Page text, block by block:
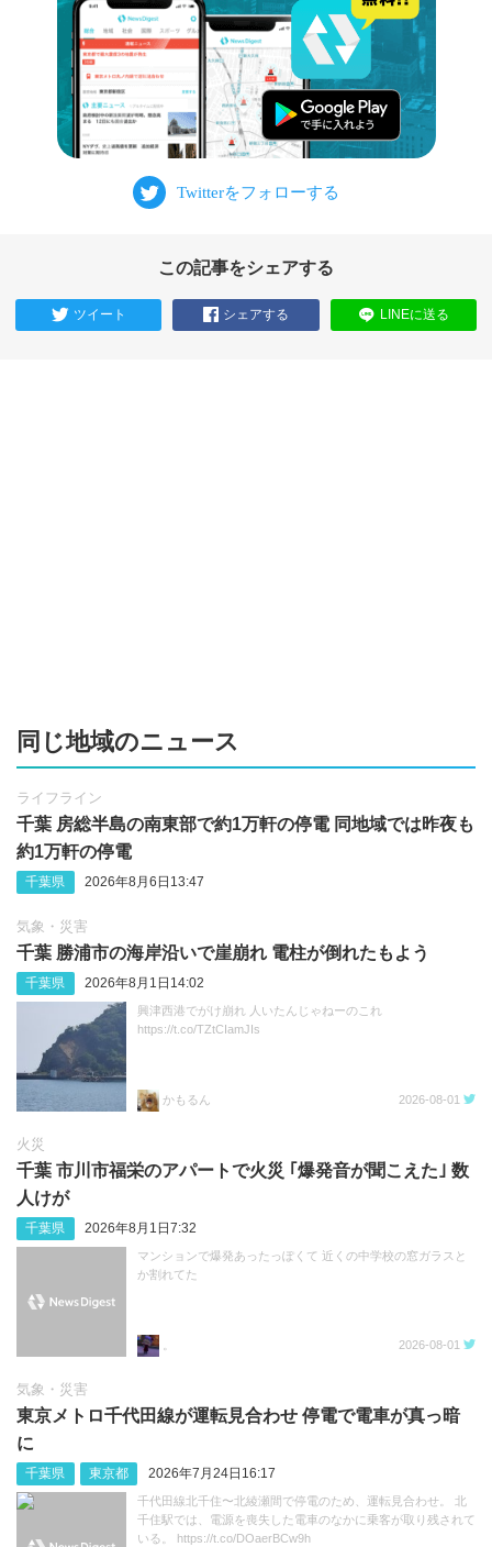
この記事をシェアする
ツイート シェアする LINEに送る
同じ地域のニュース
ライフライン
千葉 房総半島の南東部で約1万軒の停電 同地域では昨夜も
約1万軒の停電
千葉県 2026年8月6日13:47
気象・災害
千葉 勝浦市の海岸沿いで崖崩れ 電柱が倒れたもよう
千葉県 2026年8月1日14:02
興津西港でがけ崩れ 人いたんじゃねーのこれ
https://t.co/TZtCIamJIs
かもるん 2026-08-01
火災
千葉 市川市福栄のアパートで火災 ｢爆発音が聞こえた｣ 数
人けが
千葉県 2026年8月1日7:32
マンションで爆発あったっぽくて 近くの中学校の窓ガラスと
か割れてた
2026-08-01
気象・災害
東京メトロ千代田線が運転見合わせ 停電で電車が真っ暗
に
千葉県 東京都 2026年7月24日16:17
千代田線北千住〜北綾瀬間で停電のため、運転見合わせ。 北
千住駅では、電源を喪失した電車のなかに乗客が取り残されて
いる。 https://t.co/DOaerBCw9h